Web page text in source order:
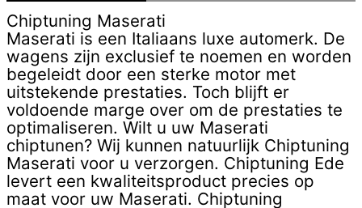
Chiptuning Maserati
Maserati is een Italiaans luxe automerk. De
wagens zijn exclusief te noemen en worden
begeleidt door een sterke motor met
uitstekende prestaties. Toch blijft er
voldoende marge over om de prestaties te
optimaliseren. Wilt u uw Maserati
chiptunen? Wij kunnen natuurlijk Chiptuning
Maserati voor u verzorgen. Chiptuning Ede
levert een kwaliteitsproduct precies op
maat voor uw Maserati. Chiptuning